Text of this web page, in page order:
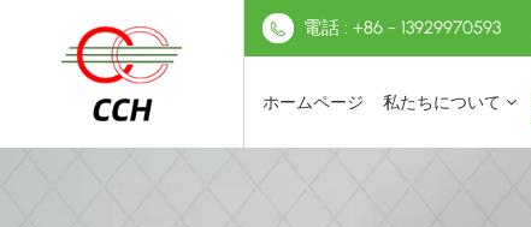
電話 : +86 - 13929970593
ホームページ 私たちについて